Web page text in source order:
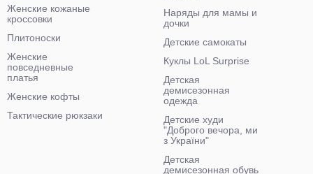
Женские кожаные
кроссовки
Плитоноски
Женские
повседневные
платья
Женские кофты
Тактические рюкзаки
Наряды для мамы и
дочки
Детские самокаты
Куклы LoL Surprise
Детская
демисезонная
одежда
Детские худи
"Доброго вечора, ми
з України"
Детская
демисезонная обувь